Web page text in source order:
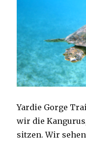
Yardie Gorge
wir die
sitzen. Wir